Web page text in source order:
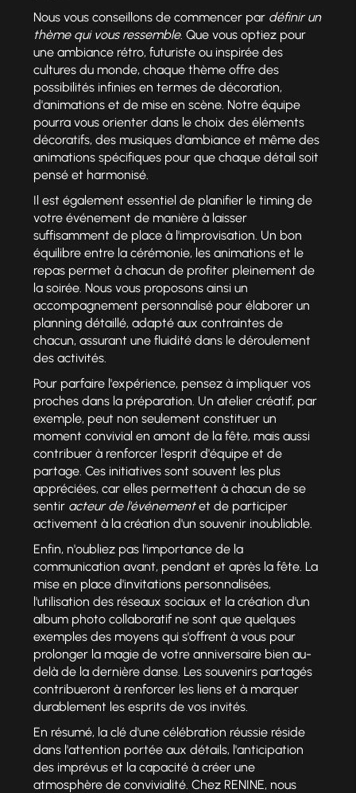
Nous vous conseillons de commencer par définir un
thème qui vous ressemble. Que vous optiez pour
une ambiance rétro, futuriste ou inspirée des
cultures du monde, chaque thème offre des
possibilités infinies en termes de décoration,
d'animations et de mise en scène. Notre équipe
pourra vous orienter dans le choix des éléments
décoratifs, des musiques d'ambiance et même des
animations spécifiques pour que chaque détail soit
pensé et harmonisé.
Il est également essentiel de planifier le timing de
votre événement de manière à laisser
suffisamment de place à l'improvisation. Un bon
équilibre entre la cérémonie, les animations et le
repas permet à chacun de profiter pleinement de
la soirée. Nous vous proposons ainsi un
accompagnement personnalisé pour élaborer un
planning détaillé, adapté aux contraintes de
chacun, assurant une fluidité dans le déroulement
des activités.
Pour parfaire l'expérience, pensez à impliquer vos
proches dans la préparation. Un atelier créatif, par
exemple, peut non seulement constituer un
moment convivial en amont de la fête, mais aussi
contribuer à renforcer l'esprit d'équipe et de
partage. Ces initiatives sont souvent les plus
appréciées, car elles permettent à chacun de se
sentir acteur de l'événementet de participer
activement à la création d'un souvenir inoubliable.
Enfin, n'oubliez pas l'importance de la
communication avant, pendant et après la fête. La
mise en place d'invitations personnalisées,
l'utilisation des réseaux sociaux et la création d'un
album photo collaboratif ne sont que quelques
exemples des moyens qui s'offrent à vous pour
prolonger la magie de votre anniversaire bien au-
delà de la dernière danse. Les souvenirs partagés
contribueront à renforcer les liens et à marquer
durablement les esprits de vos invités.
En résumé, la clé d'une célébration réussie réside
dans l'attention portée aux détails, l'anticipation
des imprévus et la capacité à créer une
atmosphère de convivialité. Chez RENINE, nous